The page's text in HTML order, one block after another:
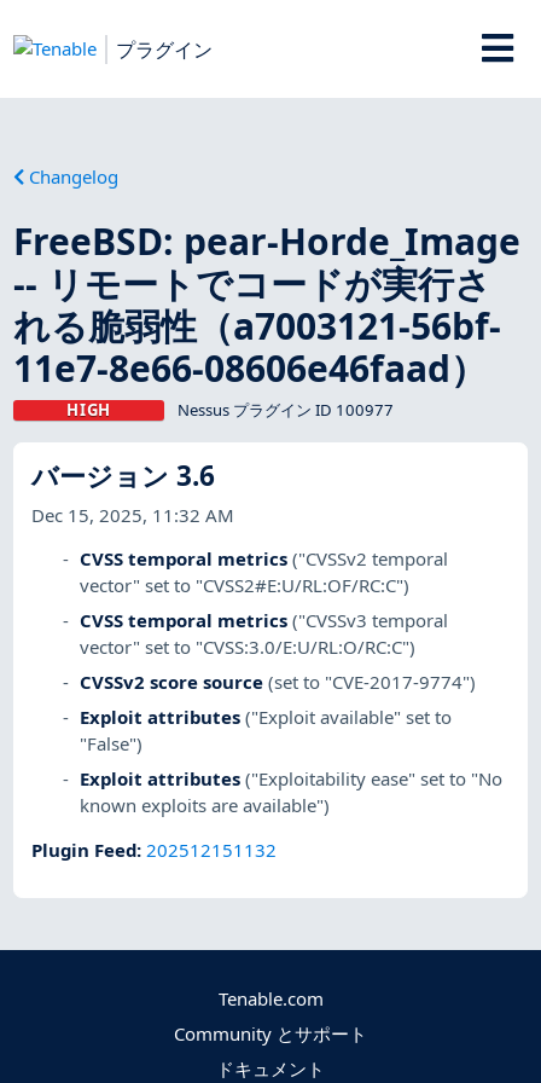
プラグイン
Changelog
FreeBSD: pear-Horde_Image
-- リモートでコードが実行さ
れる脆弱性（a7003121-56bf-
11e7-8e66-08606e46faad）
HIGH Nessus プラグイン ID 100977
バージョン 3.6
Dec 15, 2025, 11:32 AM
CVSS temporal metrics ("CVSSv2 temporal
vector" set to "CVSS2#E:U/RL:OF/RC:C")
CVSS temporal metrics ("CVSSv3 temporal
vector" set to "CVSS:3.0/E:U/RL:O/RC:C")
CVSSv2 score source (set to "CVE-2017-9774")
Exploit attributes ("Exploit available" set to
"False")
Exploit attributes ("Exploitability ease" set to "No
known exploits are available")
Plugin Feed: 202512151132
Tenable.com
Community とサポート
ドキュメント